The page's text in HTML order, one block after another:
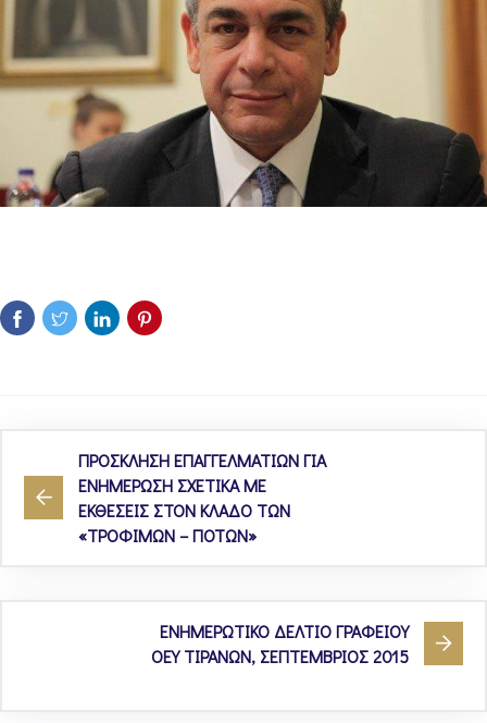
ΠΡΟΣΚΛΗΣΗ ΕΠΑΓΓΕΛΜΑΤΙΩΝ ΓΙΑ
ΕΝΗΜΕΡΩΣΗ ΣΧΕΤΙΚΑ ΜΕ
ΕΚΘΕΣΕΙΣ ΣΤΟΝ ΚΛΑΔΟ ΤΩΝ
«ΤΡΟΦΙΜΩΝ – ΠΟΤΩΝ»
ΕΝΗΜΕΡΩΤΙΚΟ ΔΕΛΤΙΟ ΓΡΑΦΕΙΟΥ
ΟΕΥ ΤΙΡΑΝΩΝ, ΣΕΠΤΕΜΒΡΙΟΣ 2015